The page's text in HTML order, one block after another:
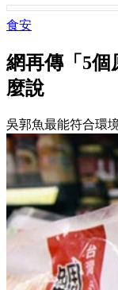
食安
網再傳「5個
麼說
吳郭魚最能符合環